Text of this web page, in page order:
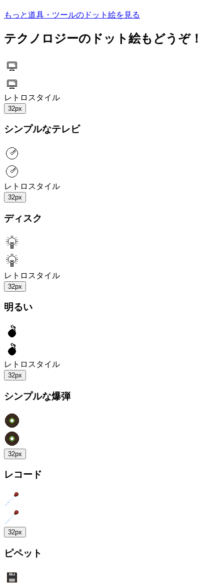
もっと道具・ツールのドット絵を見る
テクノロジーのドット絵もどうぞ！
レトロスタイル
32px
シンプルなテレビ
レトロスタイル
32px
ディスク
レトロスタイル
32px
明るい
レトロスタイル
32px
シンプルな爆弾
32px
レコード
32px
ピペット